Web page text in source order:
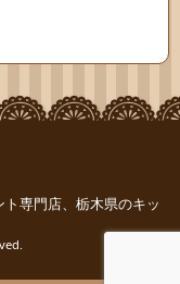
専門店、栃木県のキッ